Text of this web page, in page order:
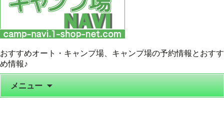
おすすめオート・キャンプ場、キャンプ場の予約情報とおすす
め情報♪
メニュー